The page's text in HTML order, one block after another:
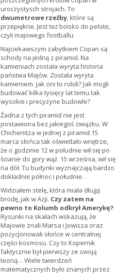
uroczystysch strojach. To
dwumetrowe rzeźby, które są
przepiękne. Jest też boisko do pelote,
czyli majowego footballu.
Najciekawszym zabytkiem Copan są
schody na jedną z piramid. Na
kamieniach została wyryta historia
państwa Majów. Została wyryta
kamieniem. Jak oni to robili? Jak mogli
budować kilka tysięcy lat temu tak
wysokie i precyzyne budowle?
Żadna z tych piramid nie jest
postawiona bez jakiegoś związku. W
Chichenitza w jednej z piramid 15
marca słońca tak oświetlało wnętrze,
że o godzinie 12 w południe wił się po
ścianie do gory wąż. 15 września, wił się
na dół. Tu budynki wyznajczają bardzo
dokładnie północ i południe.
Widziałem stelę, która miała długą
brodę, jak w Azji. Czy zatem na
pewno to Kolumb odkrył Amerykę?
Rysunki na skałach wskazują, że
Majowie znali Marsa i Jowisza oraz
pozycjonowali słońce w centralnej
części kosmosu. Czy to Kopernik
faktycznie był pierwszy ze swoją
teorią… Wiele twierdzeń
matematycznych było znanych przez